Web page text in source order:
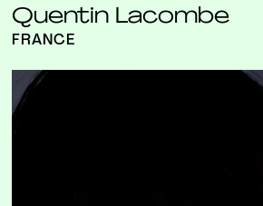
Quentin Lacombe
FRANCE